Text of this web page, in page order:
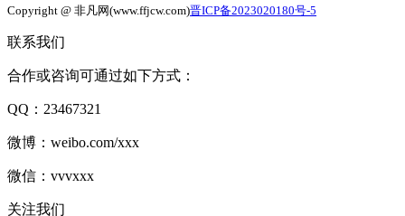
Copyright @ 非凡网(www.ffjcw.com)晋ICP备2023020180号-5
联系我们
合作或咨询可通过如下方式：
QQ：23467321
微博：weibo.com/xxx
微信：vvvxxx
关注我们